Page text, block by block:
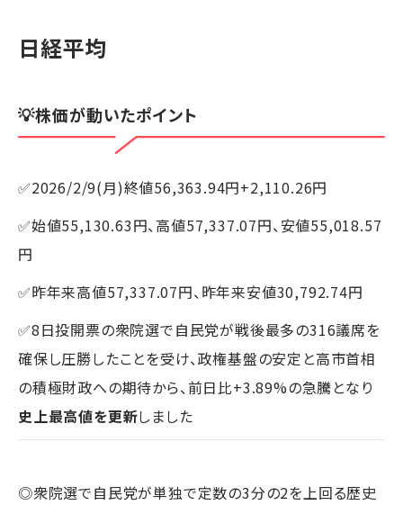
日経平均
💡株価が動いたポイント
✅2026/2/9(月)終値56,363.94円+2,110.26円
✅始値55,130.63円、高値57,337.07円、安値55,018.57
円
✅昨年来高値57,337.07円、昨年来安値30,792.74円
✅8日投開票の衆院選で自民党が戦後最多の316議席を
確保し圧勝したことを受け、政権基盤の安定と高市首相
の積極財政への期待から、前日比+3.89%の急騰となり
史上最高値を更新しました
◎衆院選で自民党が単独で定数の3分の2を上回る歴史